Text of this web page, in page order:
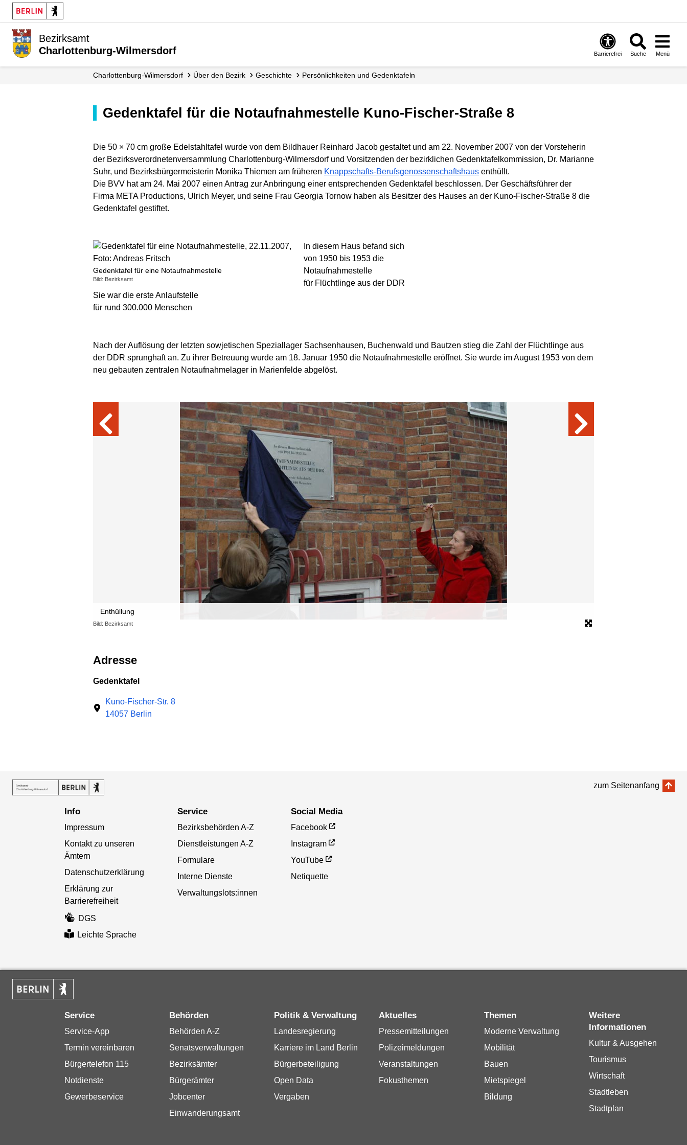
Bezirksamt
Charlottenburg-Wilmersdorf
Barrierefrei Suche Menü
Charlottenburg-Wilmersdorf Über den Bezirk Geschichte Persönlichkeiten und Gedenktafeln
Gedenktafel für die Notaufnahmestelle Kuno-Fischer-Straße 8
Die 50 × 70 cm große Edelstahltafel wurde von dem Bildhauer Reinhard Jacob gestaltet und am 22. November 2007 von der Vorsteherin
der Bezirksverordnetenversammlung Charlottenburg-Wilmersdorf und Vorsitzenden der bezirklichen Gedenktafelkommission, Dr. Marianne
Suhr, und Bezirksbürgermeisterin Monika Thiemen am früheren Knappschafts-Berufsgenossenschaftshaus enthüllt.
Die BVV hat am 24. Mai 2007 einen Antrag zur Anbringung einer entsprechenden Gedenktafel beschlossen. Der Geschäftsführer der
Firma META Productions, Ulrich Meyer, und seine Frau Georgia Tornow haben als Besitzer des Hauses an der Kuno-Fischer-Straße 8 die
Gedenktafel gestiftet.
Gedenktafel für eine Notaufnahmestelle
Bild: Bezirksamt
In diesem Haus befand sich
von 1950 bis 1953 die
Notaufnahmestelle
für Flüchtlinge aus der DDR
Sie war die erste Anlaufstelle
für rund 300.000 Menschen
Nach der Auflösung der letzten sowjetischen Speziallager Sachsenhausen, Buchenwald und Bautzen stieg die Zahl der Flüchtlinge aus
der DDR sprunghaft an. Zu ihrer Betreuung wurde am 18. Januar 1950 die Notaufnahmestelle eröffnet. Sie wurde im August 1953 von dem
neu gebauten zentralen Notaufnahmelager in Marienfelde abgelöst.
Enthüllung
Bild: Bezirksamt
Adresse
Gedenktafel
Kuno-Fischer-Str. 8
14057 Berlin
zum Seitenanfang
Info
Impressum
Kontakt zu unseren
Ämtern
Datenschutzerklärung
Erklärung zur
Barrierefreiheit
DGS
Leichte Sprache
Service
Bezirksbehörden A-Z
Dienstleistungen A-Z
Formulare
Interne Dienste
Verwaltungslots:innen
Social Media
Facebook
Instagram
YouTube
Netiquette
Service
Service-App
Termin vereinbaren
Bürgertelefon 115
Notdienste
Gewerbeservice
Behörden
Behörden A-Z
Senatsverwaltungen
Bezirksämter
Bürgerämter
Jobcenter
Einwanderungsamt
Politik & Verwaltung
Landesregierung
Karriere im Land Berlin
Bürgerbeteiligung
Open Data
Vergaben
Aktuelles
Pressemitteilungen
Polizeimeldungen
Veranstaltungen
Fokusthemen
Themen
Moderne Verwaltung
Mobilität
Bauen
Mietspiegel
Bildung
Weitere
Informationen
Kultur & Ausgehen
Tourismus
Wirtschaft
Stadtleben
Stadtplan